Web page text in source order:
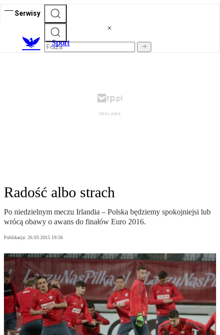
Serwisy
Sport
Radość albo strach
Po niedzielnym meczu Irlandia – Polska będziemy spokojniejsi lub
wrócą obawy o awans do finałów Euro 2016.
Publikacja: 26.03.2015 19:56